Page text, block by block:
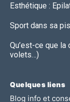
Esthétique :
Sport dans sa
Qu’est-ce que
volets…)
Quelques liens
Blog info et